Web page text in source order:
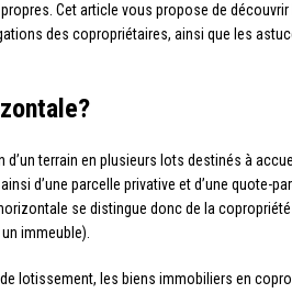
Cet article vous propose de découvrir
des copropriétaires, ainsi que les
d’un terrain en plusieurs lots destinés à
d’une parcelle privative et d’une quote-
se distingue donc de la
immeuble).
lotissement, les biens immobiliers en